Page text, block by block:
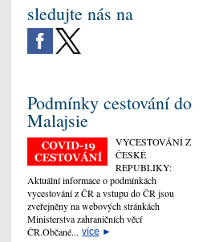
sledujte nás na
Podmínky cestování do
Malajsie
VYCESTOVÁNÍ Z
ČESKÉ
REPUBLIKY:
Aktuální informace o podmínkách
vycestování z ČR a vstupu do ČR jsou
zveřejněny na webových stránkách
Ministerstva zahraničních věcí
ČR.Občané... více ►